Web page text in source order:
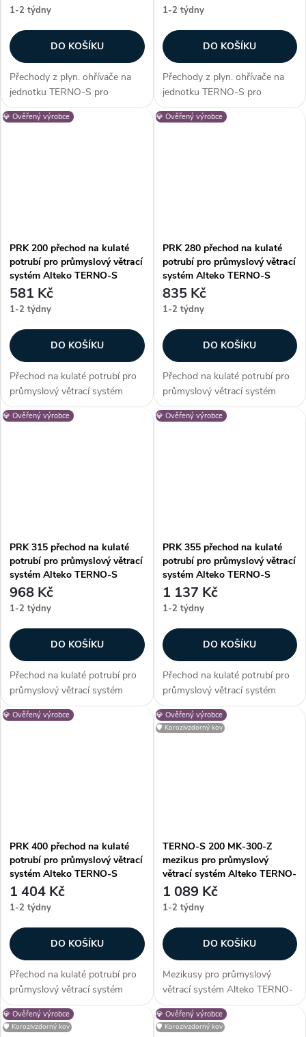
1-2 týdny
DO KOŠÍKU
Přechody z plyn. ohřívače na
jednotku TERNO-S pro
průmyslový větrací systém
Alteko TERNO-S. Vhodné pro
1-2 týdny
DO KOŠÍKU
Přechody z plyn. ohřívače na
jednotku TERNO-S pro
průmyslový větrací systém
Alteko TERNO-S. Vhodné pro
💎 Ověřený výrobce
PRK 200 přechod na kulaté
potrubí pro průmyslový větrací
systém Alteko TERNO-S
581 Kč
1-2 týdny
DO KOŠÍKU
Přechod na kulaté potrubí pro
průmyslový větrací systém
Alteko TERNO-S. Vhodné pro
systém řady TERNO-S 200.
💎 Ověřený výrobce
PRK 280 přechod na kulaté
potrubí pro průmyslový větrací
systém Alteko TERNO-S
835 Kč
1-2 týdny
DO KOŠÍKU
Přechod na kulaté potrubí pro
průmyslový větrací systém
Alteko TERNO-S. Vhodné pro
systém řady TERNO-S 280.
💎 Ověřený výrobce
PRK 315 přechod na kulaté
potrubí pro průmyslový větrací
systém Alteko TERNO-S
968 Kč
1-2 týdny
DO KOŠÍKU
Přechod na kulaté potrubí pro
průmyslový větrací systém
Alteko TERNO-S. Vhodné pro
systém řady TERNO-S 315.
💎 Ověřený výrobce
PRK 355 přechod na kulaté
potrubí pro průmyslový větrací
systém Alteko TERNO-S
1 137 Kč
1-2 týdny
DO KOŠÍKU
Přechod na kulaté potrubí pro
průmyslový větrací systém
Alteko TERNO-S. Vhodné pro
systém řady TERNO-S 355.
Zákazníci často dokupují...
💎 Ověřený výrobce
PRK 400 přechod na kulaté
potrubí pro průmyslový větrací
systém Alteko TERNO-S
1 404 Kč
1-2 týdny
DO KOŠÍKU
Přechod na kulaté potrubí pro
průmyslový větrací systém
Alteko TERNO-S. Vhodné pro
systém řady TERNO-S 400.
💎 Ověřený výrobce
🛡️ Korozivzdorný kov
TERNO-S 200 MK-300-Z
mezikus pro průmyslový
větrací systém Alteko TERNO-
S
1 089 Kč
1-2 týdny
DO KOŠÍKU
Mezikusy pro průmyslový
větrací systém Alteko TERNO-
S. Vhodné pro systém řady
TERNO-S 200. Zákazníci často
💎 Ověřený výrobce
🛡️ Korozivzdorný kov
💎 Ověřený výrobce
🛡️ Korozivzdorný kov